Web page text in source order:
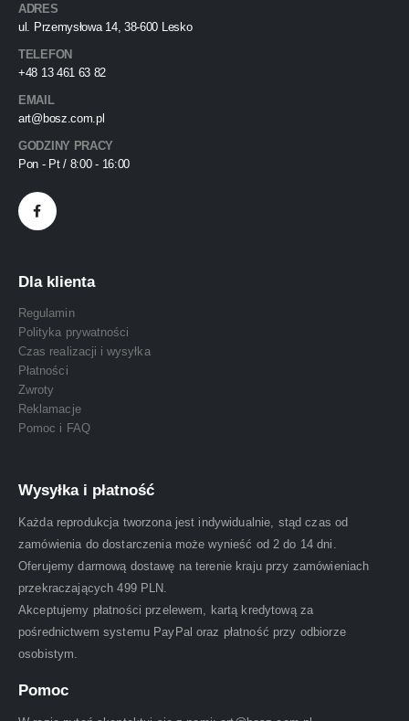
ADRES
ul. Przemysłowa 14, 38-600 Lesko
TELEFON
+48 13 461 63 82
EMAIL
art@bosz.com.pl
GODZINY PRACY
Pon - Pt / 8:00 - 16:00
Dla klienta
Regulamin
Polityka prywatności
Czas realizacji i wysyłka
Płatności
Zwroty
Reklamacje
Pomoc i FAQ
Wysyłka i płatność
Każda reprodukcja tworzona jest indywidualnie, stąd czas od
zamówienia do dostarczenia może wynieść od 2 do 14 dni.
Oferujemy darmową dostawę na terenie kraju przy zamówieniach
przekraczających 499 PLN.
Akceptujemy płatności przelewem, kartą kredytową za
pośrednictwem systemu PayPal oraz płatność przy odbiorze
osobistym.
Pomoc